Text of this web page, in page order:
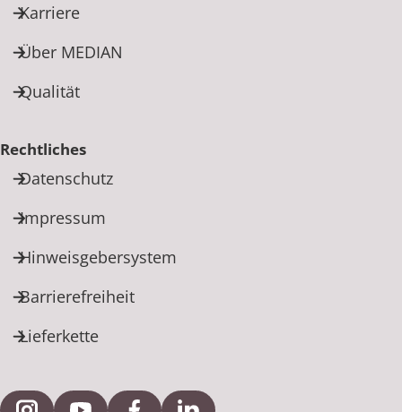
Karriere
Über MEDIAN
Qualität
Rechtliches
Datenschutz
Impressum
Hinweisgebersystem
Barrierefreiheit
Lieferkette